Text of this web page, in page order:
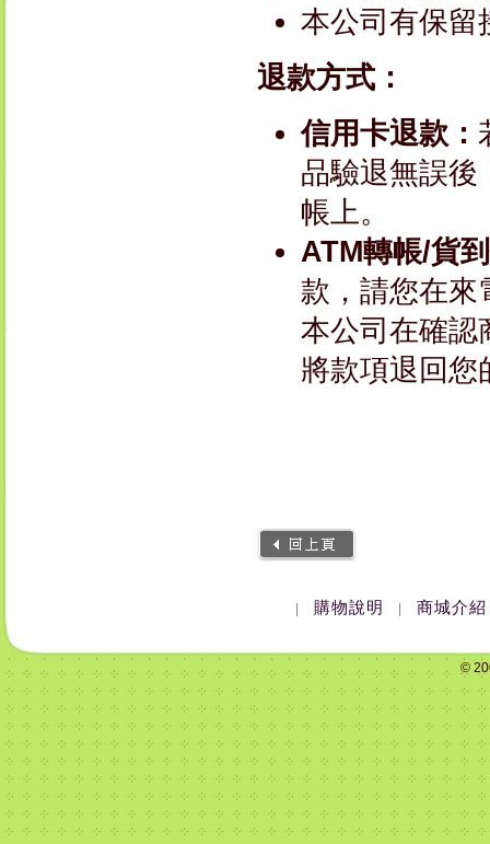
本公司有保留
退款方式：
信用卡退款：
品驗退無誤後
帳上。
ATM轉帳/貨
款，請您在來
本公司在確認
將款項退回您
購物說明 商城介紹
©